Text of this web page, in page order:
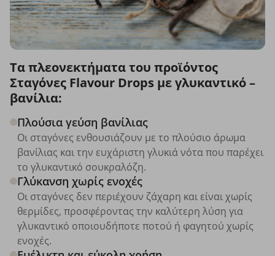
Τα πλεονεκτήματα του προϊόντος
Σταγόνες Flavour Drops με γλυκαντικό –
βανίλια:
Πλούσια γεύση βανίλιας
Οι σταγόνες ενθουσιάζουν με το πλούσιο άρωμα
βανίλιας και την ευχάριστη γλυκιά νότα που παρέχει
το γλυκαντικό σουκραλόζη.
Γλύκανση χωρίς ενοχές
Οι σταγόνες δεν περιέχουν ζάχαρη και είναι χωρίς
θερμίδες, προσφέροντας την καλύτερη λύση για
γλυκαντικό οποιουδήποτε ποτού ή φαγητού χωρίς
ενοχές.